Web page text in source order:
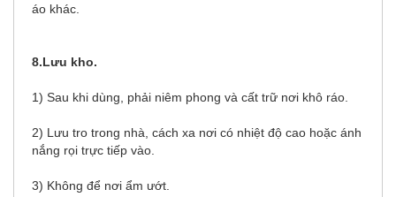
áo khác.
8.Lưu kho.
1) Sau khi dùng, phải niêm phong và cất trữ nơi khô ráo.
2) Lưu tro trong nhà, cách xa nơi có nhiệt độ cao hoặc ánh
nắng rọi trực tiếp vào.
3) Không để nơi ẩm ướt.